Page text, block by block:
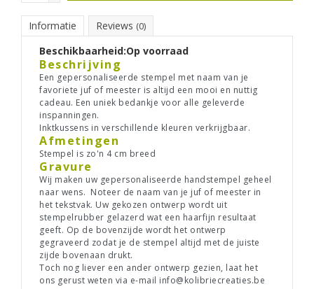
Informatie Reviews (0)
Beschikbaarheid:Op voorraad
Beschrijving
Een gepersonaliseerde stempel met naam van je
favoriete juf of meester is altijd een mooi en nuttig
cadeau. Een uniek bedankje voor alle geleverde
inspanningen.
Inktkussens in verschillende kleuren verkrijgbaar.
Afmetingen
Stempel is zo'n 4 cm breed
Gravure
Wij maken uw gepersonaliseerde handstempel geheel
naar wens. Noteer de naam van je juf of meester in
het tekstvak. Uw gekozen ontwerp wordt uit
stempelrubber gelazerd wat een haarfijn resultaat
geeft. Op de bovenzijde wordt het ontwerp
gegraveerd zodat je de stempel altijd met de juiste
zijde bovenaan drukt.
Toch nog liever een ander ontwerp gezien, laat het
ons gerust weten via e-mail info@kolibriecreaties.be